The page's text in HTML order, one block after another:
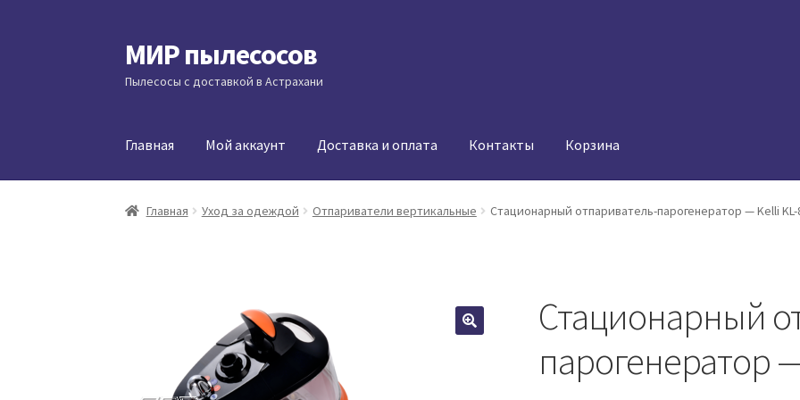
Перейти
к
навигации
Перейти
к
содержимому
МИР пылесосов
Пылесосы с доставкой в Астрахани
Главная Мой аккаунт Доставка и оплата Контакты Корзина
Главная Уход за одеждой Отпариватели вертикальные Стационарный отпариватель-парогенератор — Kelli KL-
Стационарный
парогенератор